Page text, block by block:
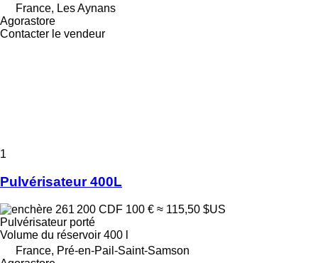
France, Les Aynans
Agorastore
Contacter le vendeur
1
Pulvérisateur 400L
261 200 CDF 100 € ≈ 115,50 $US
Pulvérisateur porté
Volume du réservoir 400 l
France, Pré-en-Pail-Saint-Samson